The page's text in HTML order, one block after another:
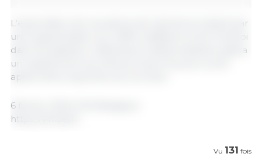
L'exportation de ces pièces de l'animal se traduit par
une augmentation du chiffre d'affaires et de l'emploi
dans les abattoirs. Westvlees à Westrozebeke paiera
un supplément aux éleveurs dont les porcs sont
aptes à être exportés vers la Chine.
6 février 2024/ Vilt/ Belgique.
https://vilt.be/nl
Vu 131 fois